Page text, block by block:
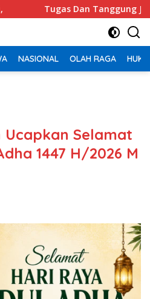
Dan Tanggung Jawab,Apu
NASIONAL OLAH RAGA
Ucapkan Selamat
1447 H/2026 M